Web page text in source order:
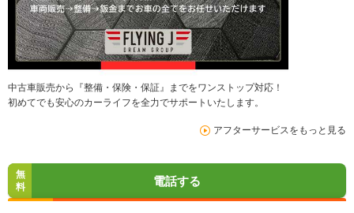
中古車販売から『整備・保険・保証』までをワンストップ対応！
初めてでも安心のカーライフを全力でサポートいたします。
アフターサービスをもっと見る
無
料
電話する